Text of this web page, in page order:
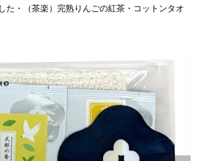
た・（茶楽）完熟りんごの紅茶・コットンタオ